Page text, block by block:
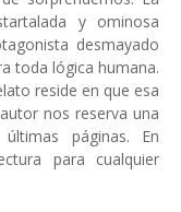
y ominosa
desmayado
toda lógica humana.
reside en que esa
nos reserva una
páginas. En
para cualquier